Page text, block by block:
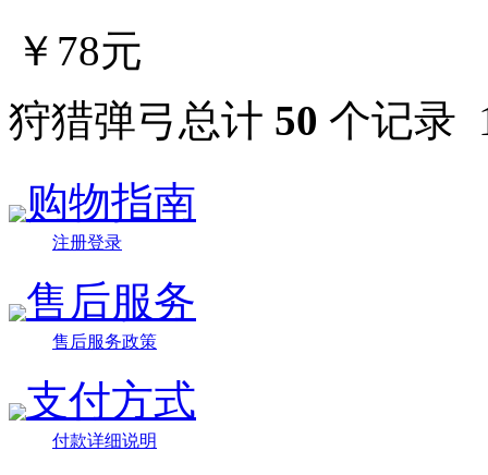
￥78元
狩猎弹弓总计 50 个记录
购物指南
注册登录
售后服务
售后服务政策
支付方式
付款详细说明